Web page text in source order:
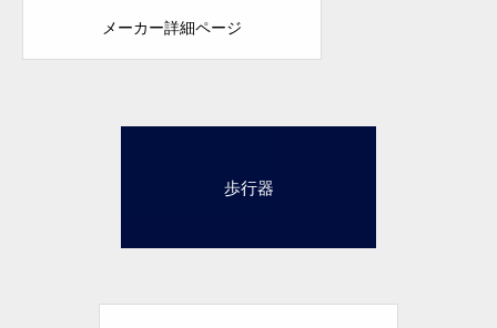
メーカー詳細ページ
5歩行器